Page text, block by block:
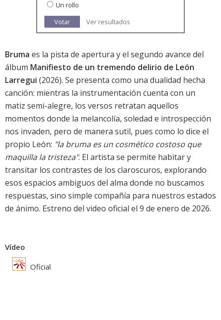
Un rollo
Votar
Ver resultados
Bruma es la pista de apertura y el segundo avance del
álbum Manifiesto de un tremendo delirio de León
Larregui (2026). Se presenta como una dualidad hecha
canción: mientras la instrumentación cuenta con un
matiz semi-alegre, los versos retratan aquellos
momentos donde la melancolía, soledad e introspección
nos invaden, pero de manera sutil, pues como lo dice el
propio León: "la bruma es un cosmético costoso que
maquilla la tristeza". El artista se permite habitar y
transitar los contrastes de los claroscuros, explorando
esos espacios ambiguos del alma donde no buscamos
respuestas, sino simple compañía para nuestros estados
de ánimo. Estreno del video oficial el 9 de enero de 2026.
Vídeo
Oficial